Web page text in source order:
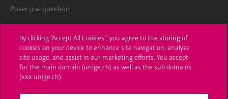
Poser une question
UNIGE Mobile
Médias
Offres d'emploi
By clicking “Accept All Cookies”, you agree to the storing of
cookies on your device to enhance site navigation, analyze
site usage, and assist in our marketing efforts. You accept
for the main domain (unige.ch) as well as the sub domains
(xxx.unige.ch).